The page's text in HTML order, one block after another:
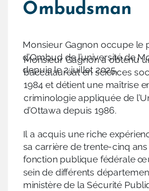
Ombudsman
Monsieur Gagnon occupe le
d’Ombud de l’université de
depuis le 2 juillet 2025.
Monsieur Gagnon a obtenu
baccalauréat en sciences
1984 et détient une maîtrise
criminologie appliquée de
d’Ottawa depuis 1986.
Il a acquis une riche
sa carrière de trente-cinq
fonction publique fédérale
sein de différents
ministère de la Sécurité